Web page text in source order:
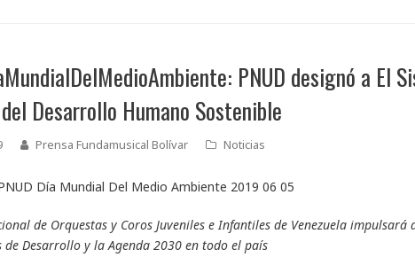
PNUD designó a El
Desarrollo Humano Sostenible
Prensa Fundamusical Bolívar Noticias
de Orquestas y Coros Juveniles e Infantiles de Venezuela
Desarrollo y la Agenda 2030 en todo el país